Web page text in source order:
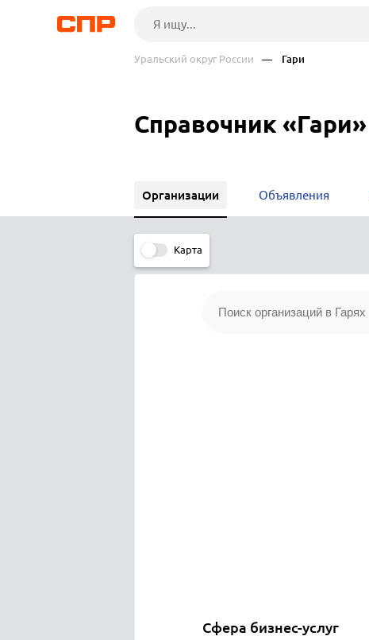
Уральский округ России — Гари
Справочник «Гари»
Организации Объявления
Карта
Сфера бизнес-услуг